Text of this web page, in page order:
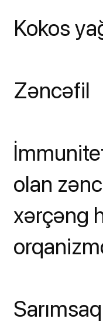
Kokos
Zəncəfil
olan
xərçəng
Sarımsaq